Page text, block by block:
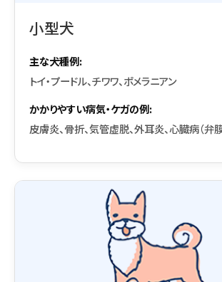
小型犬
主な犬種例:
トイ・プードル、チワワ、ポメラニアン
かかりやすい病気・ケガの例:
皮膚炎、骨折、気管虚脱、外耳炎、心臓病（弁